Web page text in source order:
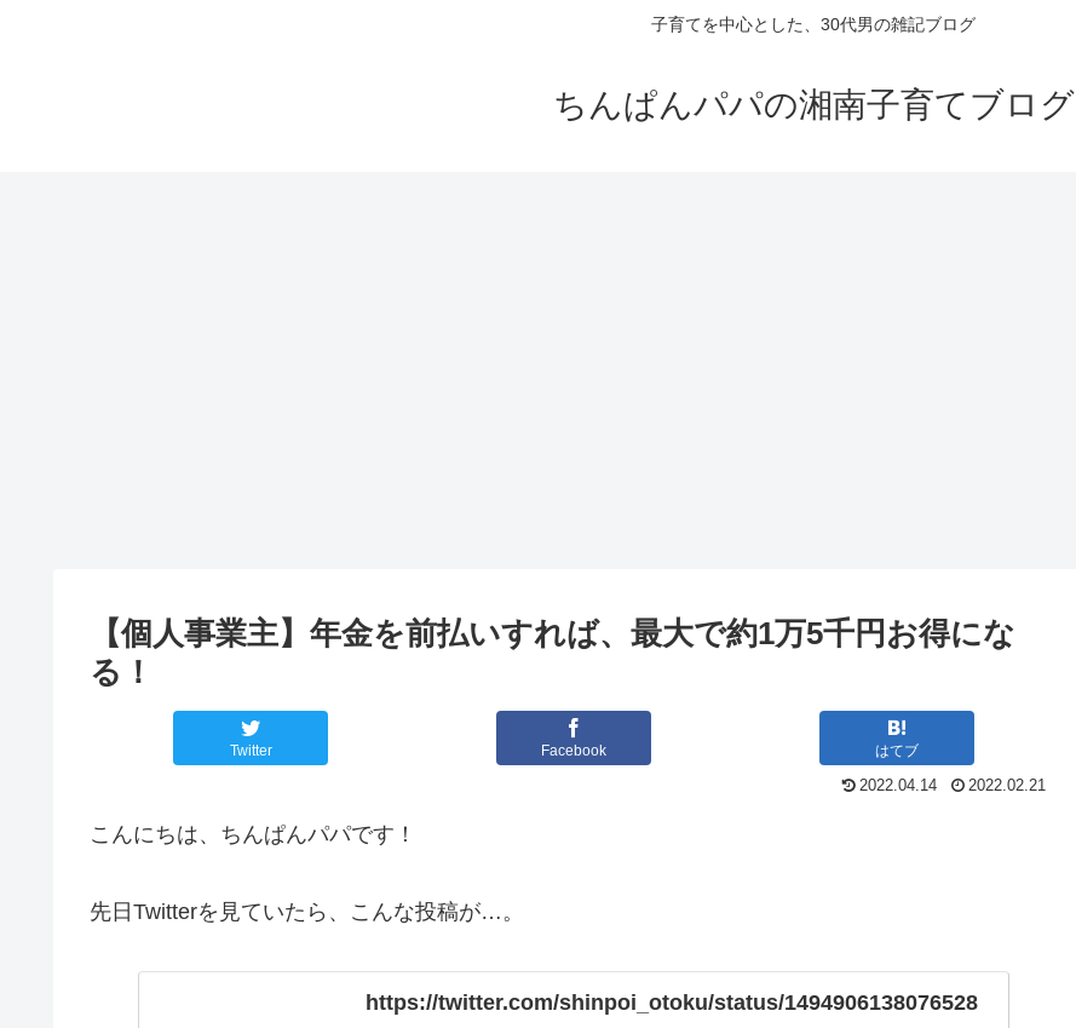
子育てを中心とした、30代男の雑記ブログ
ちんぱんパパの湘南子育てブログ
【個人事業主】年金を前払いすれば、最大で約1万5千円お得にな
る！
Twitter Facebook はてブ
2022.04.14 2022.02.21
こんにちは、ちんぱんパパです！
先日Twitterを見ていたら、こんな投稿が…。
https://twitter.com/shinpoi_otoku/status/1494906138076528